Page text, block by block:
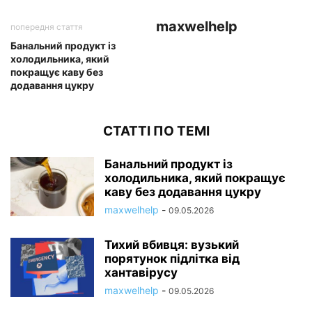
попередня стаття
Банальний продукт із
холодильника, який
покращує каву без
додавання цукру
maxwelhelp
СТАТТІ ПО ТЕМІ
Банальний продукт із
холодильника, який покращує
каву без додавання цукру
maxwelhelp - 09.05.2026
Тихий вбивця: вузький
порятунок підлітка від
хантавірусу
maxwelhelp - 09.05.2026